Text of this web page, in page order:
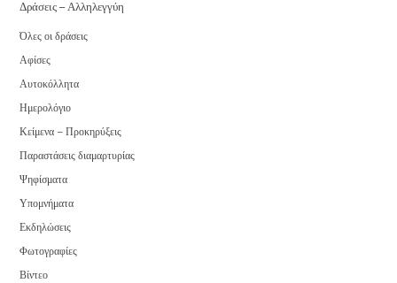
Δράσεις – Αλληλεγγύη
Όλες οι δράσεις
Αφίσες
Αυτοκόλλητα
Ημερολόγιο
Κείμενα – Προκηρύξεις
Παραστάσεις διαμαρτυρίας
Ψηφίσματα
Υπομνήματα
Εκδηλώσεις
Φωτογραφίες
Βίντεο